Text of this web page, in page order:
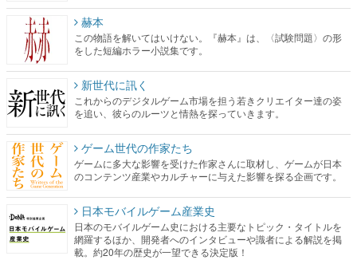
赫本
この物語を解いてはいけない。『赫本』は、〈試験問題〉の形
をした短編ホラー小説集です。
新世代に訊く
これからのデジタルゲーム市場を担う若きクリエイター達の姿
を追い、彼らのルーツと情熱を探っていきます。
ゲーム世代の作家たち
ゲームに多大な影響を受けた作家さんに取材し、ゲームが日本
のコンテンツ産業やカルチャーに与えた影響を探る企画です。
日本モバイルゲーム産業史
日本のモバイルゲーム史における主要なトピック・タイトルを
網羅するほか、開発者へのインタビューや識者による解説を掲
載。約20年の歴史が一望できる決定版！